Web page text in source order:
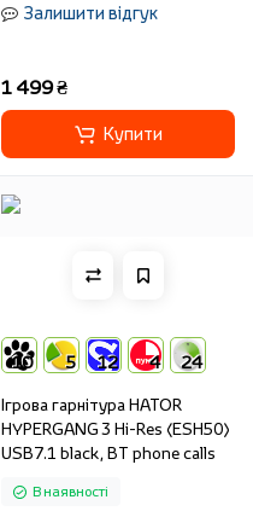
Залишити відгук
1 499 ₴
Купити
10 5 12 4 24
Ігрова гарнітура HATOR
HYPERGANG 3 Hi-Res (ESH50)
USB7.1 black, BT phone calls
В наявності